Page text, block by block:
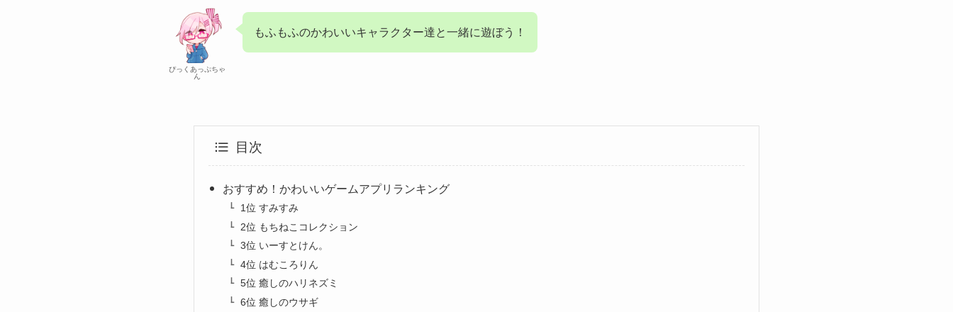
ぴっくあっぷちゃ
ん
もふもふのかわいいキャラクター達と一緒に遊ぼう！
目次
おすすめ！​かわいいゲームアプリランキング
1位 すみすみ
2位 もちねこコレクション
3位 いーすとけん。
4位 はむころりん
5位 癒しのハリネズミ
6位 癒しのウサギ